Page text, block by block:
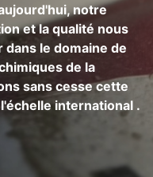
notre
et la qualité nous
le domaine de
de la
sans cesse cette
international .